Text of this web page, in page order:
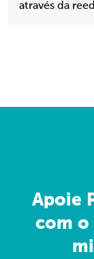
através da
Apoie
com o